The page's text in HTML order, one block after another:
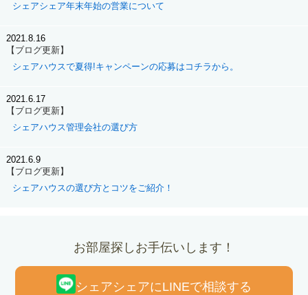
シェアシェア年末年始の営業について
2021.8.16
【ブログ更新】
シェアハウスで夏得!キャンペーンの応募はコチラから。
2021.6.17
【ブログ更新】
シェアハウス管理会社の選び方
2021.6.9
【ブログ更新】
シェアハウスの選び方とコツをご紹介！
お部屋探しお手伝いします！
シェアシェアにLINEで相談する